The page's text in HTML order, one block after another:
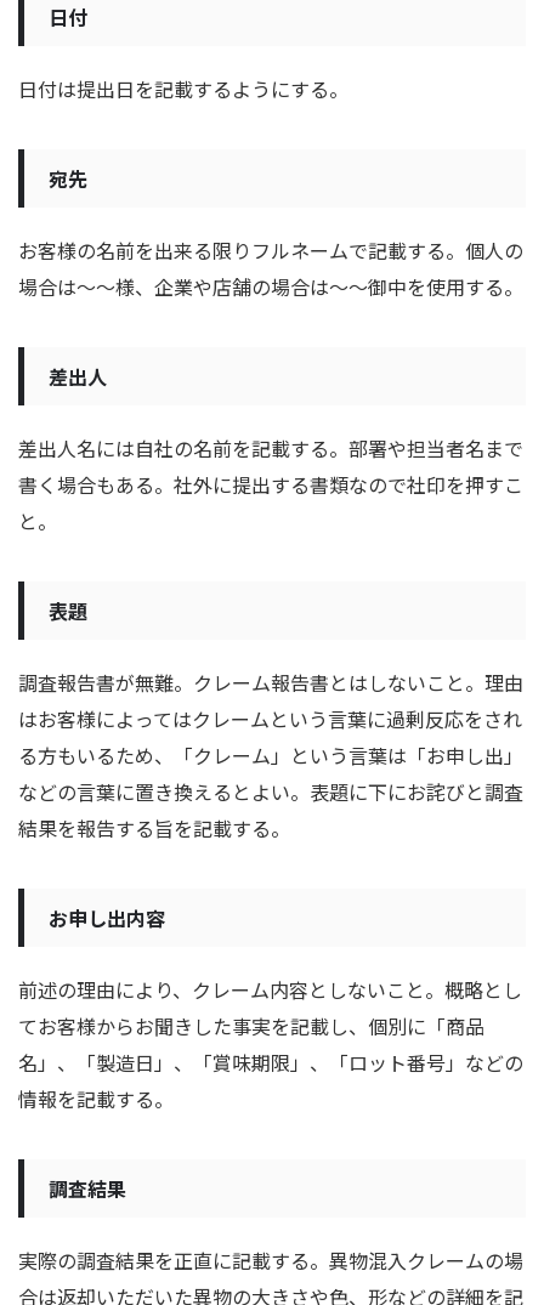
日付
日付は提出日を記載するようにする。
宛先
お客様の名前を出来る限りフルネームで記載する。 個人の
場合は～～様、企業や店舗の場合は～～御中を使用する。
差出人
差出人名には自社の名前を記載する。部署や担当者名まで
書く場合もある。社外に提出する書類なので社印を押すこ
と。
表題
調査報告書が無難。クレーム報告書とはしないこと。理由
はお客様によってはクレームという言葉に過剰反応をされ
る方もいるため、「クレーム」という言葉は「お申し出」
などの言葉に置き換えるとよい。表題に下にお詫びと調査
結果を報告する旨を記載する。
お申し出内容
前述の理由により、クレーム内容としないこと。概略とし
てお客様からお聞きした事実を記載し、個別に「商品
名」、「製造日」、「賞味期限」、「ロット番号」などの
情報を記載する。
調査結果
実際の調査結果を正直に記載する。異物混入クレームの場
合は返却いただいた異物の大きさや色、形などの詳細を記